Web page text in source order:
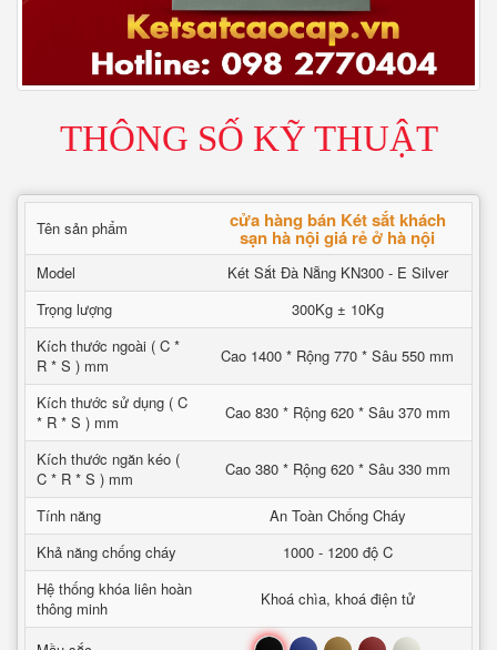
THÔNG SỐ KỸ THUẬT
Tên sản phẩm cửa hàng bán Két sắt khách
sạn hà nội giá rẻ ở hà nội
Model
Két Sắt Đà Nẵng KN300 - E Silver
Trọng lượng
300Kg ± 10Kg
Kích thước ngoài ( C *
R * S ) mm
Cao 1400 * Rộng 770 * Sâu 550 mm
Kích thước sử dụng ( C
* R * S ) mm
Cao 830 * Rộng 620 * Sâu 370 mm
Kích thước ngăn kéo (
C * R * S ) mm
Cao 380 * Rộng 620 * Sâu 330 mm
Tính năng
An Toàn Chống Cháy
Khả năng chống cháy
1000 - 1200 độ C
Hệ thống khóa liên hoàn
thông minh
Khoá chìa, khoá điện tử